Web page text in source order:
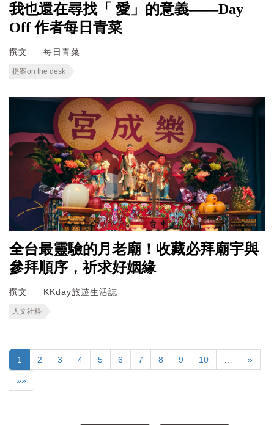
我也還在尋找「 愛」的意義——Day
Off 作者每日青菜
撰文 每日青菜
提案on the desk
全台最靈驗的月老廟！收藏必拜廟宇與
參拜順序，祈求好姻緣
撰文 KKday旅遊生活誌
人文社科
1 2 3 4 5 6 7 8 9 10 »
»»